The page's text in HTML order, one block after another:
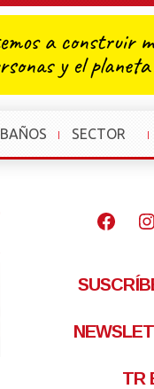
BAÑOS
SECTOR
»
TR